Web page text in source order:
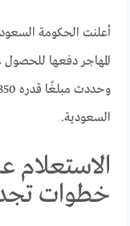
أعلنت الحكومة
المهاجر دفعها
السعودية.
خطوات